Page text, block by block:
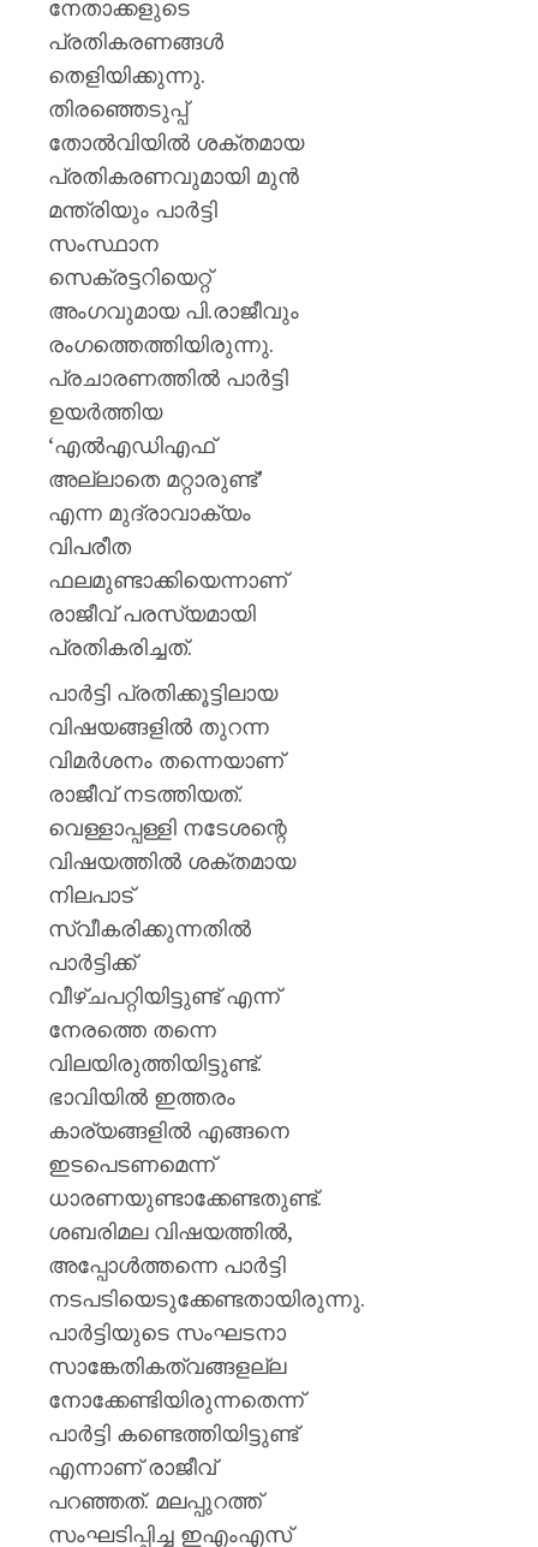
നേതാക്കളുടെ
പ്രതികരണങ്ങള്‍
തെളിയിക്കുന്നു.
തിരഞ്ഞെടുപ്പ്
തോല്‍വിയില്‍ ശക്തമായ
പ്രതികരണവുമായി മുന്‍
മന്ത്രിയും പാര്‍ട്ടി
സംസ്ഥാന
സെക്രട്ടറിയെറ്റ്
അംഗവുമായ പി.രാജീവും
രംഗത്തെത്തിയിരുന്നു.
പ്രചാരണത്തിൽ പാർട്ടി
ഉയർത്തിയ
‘എൽഎഡിഎഫ്
അല്ലാതെ മറ്റാരുണ്ട്’
എന്ന മുദ്രാവാക്യം
വിപരീത
ഫലമുണ്ടാക്കിയെന്നാണ്
രാജീവ് പരസ്യമായി
പ്രതികരിച്ചത്.
പാര്‍ട്ടി പ്രതിക്കൂട്ടിലായ
വിഷയങ്ങളില്‍ തുറന്ന
വിമര്‍ശനം തന്നെയാണ്
രാജീവ് നടത്തിയത്.
വെള്ളാപ്പള്ളി നടേശന്റെ
വിഷയത്തിൽ ശക്തമായ
നിലപാട്
സ്വീകരിക്കുന്നതിൽ
പാർട്ടിക്ക്
വീഴ്ചപറ്റിയിട്ടുണ്ട് എന്ന്
നേരത്തെ തന്നെ
വിലയിരുത്തിയിട്ടുണ്ട്.
ഭാവിയിൽ ഇത്തരം
കാര്യങ്ങളിൽ എങ്ങനെ
ഇടപെടണമെന്ന്
ധാരണയുണ്ടാക്കേണ്ടതുണ്ട്.
ശബരിമല വിഷയത്തിൽ,
അപ്പോൾത്തന്നെ പാർട്ടി
നടപടിയെടുക്കേണ്ടതായിരുന്നു.
പാർട്ടിയുടെ സംഘടനാ
സാങ്കേതികത്വങ്ങളല്ല
നോക്കേണ്ടിയിരുന്നതെന്ന്
പാർട്ടി കണ്ടെത്തിയിട്ടുണ്ട്
എന്നാണ് രാജീവ്
പറഞ്ഞത്. മലപ്പുറത്ത്
സംഘടിപ്പിച്ച ഇഎംഎസ്